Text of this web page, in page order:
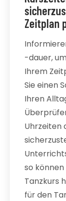
Zeitplan
-dauer,
Ihrem
Sie einen
Ihren
Uhrzeiten
so können
Tanzkurs
für den